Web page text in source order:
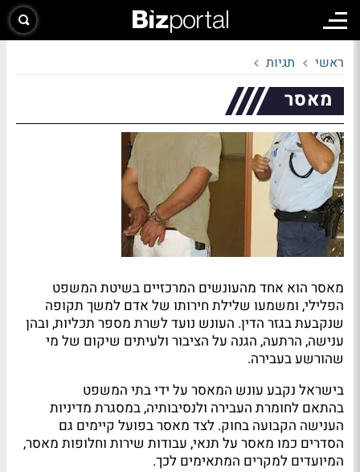
ראשי תגיות
מאסר
מאסר הוא אחד מהעונשים המרכזיים בשיטת המשפט
הפלילי, ומשמעו שלילת חירותו של אדם למשך תקופה
שנקבעת בגזר הדין. העונש נועד לשרת מספר תכליות, ובהן
ענישה, הרתעה, הגנה על הציבור ולעיתים שיקום של מי
שהורשע בעבירה.
בישראל נקבע עונש המאסר על ידי בתי המשפט
בהתאם לחומרת העבירה ולנסיבותיה, במסגרת מדיניות
הענישה הקבועה בחוק. לצד מאסר בפועל קיימים גם
הסדרים כמו מאסר על תנאי, עבודות שירות וחלופות מאסר,
המיועדים למקרים המתאימים לכך.